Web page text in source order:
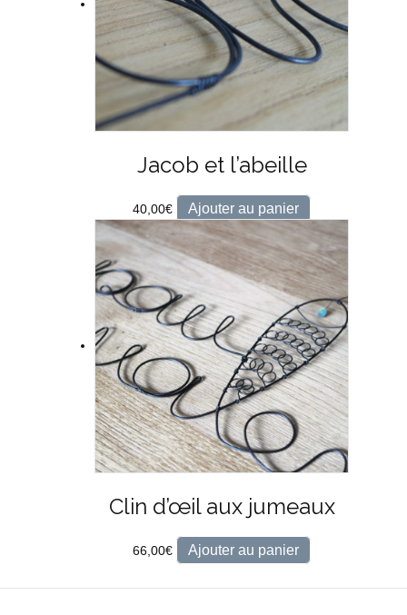
Jacob et l’abeille
40,00€ Ajouter au panier
Clin d’œil aux jumeaux
66,00€ Ajouter au panier